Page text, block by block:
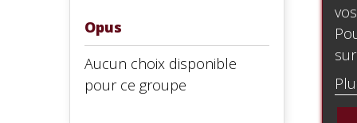
Opus
Aucun choix disponible
pour ce groupe